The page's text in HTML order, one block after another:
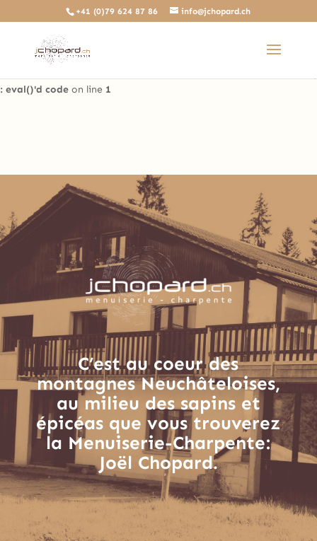
Deprecated: The predefined locally scoped $http_response_header
variable is deprecated, call http_get_last_response_headers()
instead in
: eval()'d code on line 1
+41 (0)79 624 87 86 info@jchopard.ch
C’est au coeur des
montagnes Neuchâteloises,
au milieu des sapins et
épicéas que vous trouverez
la Menuiserie-Charpente:
Joël Chopard.